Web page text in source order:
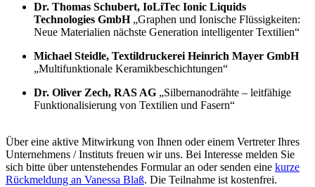
Dr. Thomas Schubert, IoLiTec Ionic Liquids
Technologies GmbH„Graphen und Ionische Flüssigkeiten:
Neue Materialien nächste Generation intelligenter Textilien“
Michael Steidle, Textildruckerei Heinrich Mayer GmbH
„Multifunktionale Keramikbeschichtungen“
Dr. Oliver Zech, RAS AG „Silbernanodrähte – leitfähige
Funktionalisierung von Textilien und Fasern“
Über eine aktive Mitwirkung von Ihnen oder einem Vertreter Ihres
Unternehmens / Instituts freuen wir uns. Bei Interesse melden Sie
sich bitte über untenstehendes Formular an oder senden eine kurze
Rückmeldung an Vanessa Blaß. Die Teilnahme ist kostenfrei.